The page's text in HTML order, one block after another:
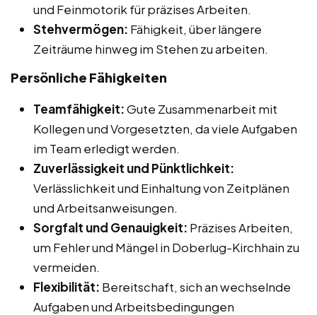
und Feinmotorik für präzises Arbeiten.
Stehvermögen: Fähigkeit, über längere
Zeiträume hinweg im Stehen zu arbeiten.
Persönliche Fähigkeiten
Teamfähigkeit:Gute Zusammenarbeit mit
Kollegen und Vorgesetzten, da viele Aufgaben
im Team erledigt werden.
Zuverlässigkeit und Pünktlichkeit:
Verlässlichkeit und Einhaltung von Zeitplänen
und Arbeitsanweisungen.
Sorgfalt und Genauigkeit: Präzises Arbeiten,
um Fehler und Mängel in Doberlug-Kirchhain zu
vermeiden.
Flexibilität: Bereitschaft, sich an wechselnde
Aufgaben und Arbeitsbedingungen